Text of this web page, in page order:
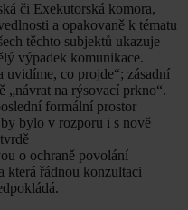
či Exekutorská komora,
a opakovaně k tématu
těchto subjektů ukazuje
výpadek komunikace.
uvidíme, co projde“; zásadní
na rýsovací prkno“.
formální prostor
bylo v rozporu i s nově
o ochraně povolání
která řádnou konzultaci